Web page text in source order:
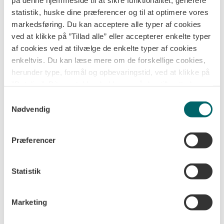
statistik, huske dine præferencer og til at optimere vores
markedsføring. Du kan acceptere alle typer af cookies
ved at klikke på ”Tillad alle” eller accepterer enkelte typer
af cookies ved at tilvælge de enkelte typer af cookies
enkeltvis. Du kan læse mere om de forskellige cookies,
herunder type, formål og opbevaringstid, ved at klikke på
Læs mere om vores behandling af dine
. Du kan altid trække dit samtykke
tilbage ved at klikke på ”Ændre cookiesamtykke” nederst
Nødvendig
Præferencer
Statistik
Marketing
GØR DINE BREVFORSENDELSER ENKLERE OG BILLIGERE
Vil du opnå besparelser
Vildu
besparelser
ensartet
indhold?